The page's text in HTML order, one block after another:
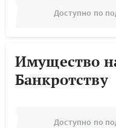
Доступно по
Имущество
Банкротству
Доступно по